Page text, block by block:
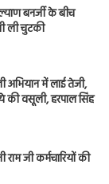
बनर्जी के बीच
ली चुटकी
अभियान में लाई तेजी,
की वसूली, हरपाल सिंह
जी कर्मचारियों की